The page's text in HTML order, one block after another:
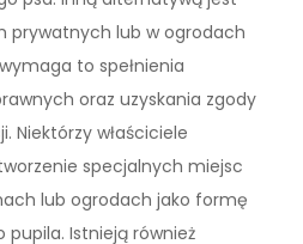
prywatnych lub w ogrodach
to spełnienia
oraz uzyskania zgody
Niektórzy właściciele
specjalnych miejsc
lub ogrodach jako formę
Istnieją również